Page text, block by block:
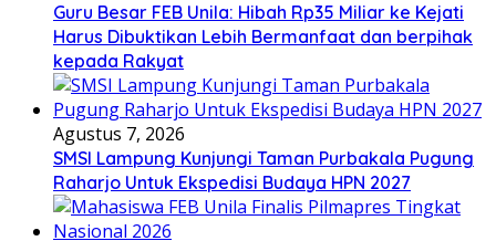
Guru Besar FEB Unila: Hibah Rp35 Miliar ke Kejati
Harus Dibuktikan Lebih Bermanfaat dan berpihak
kepada Rakyat
Agustus 7, 2026
SMSI Lampung Kunjungi Taman Purbakala Pugung
Raharjo Untuk Ekspedisi Budaya HPN 2027